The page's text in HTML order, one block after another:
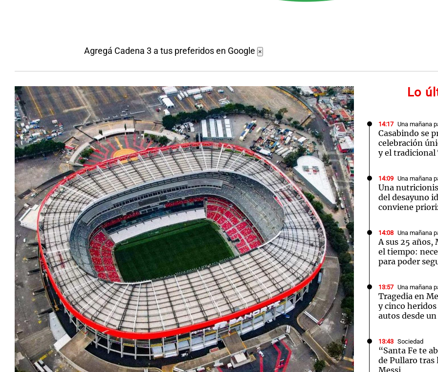
Agregá Cadena 3 a tus preferidos en Google ×
Lo
14:17 Una mañana
Casabindo se
celebración
y el tradicional
14:09 Una mañana
Una
del desayuno
conviene
14:08 Una mañana
A sus 25 años,
el tiempo:
para poder
13:57 Una mañana
Tragedia en
y cinco
autos desde
13:43 Sociedad
“Santa Fe te
de Pullaro tras
Messi